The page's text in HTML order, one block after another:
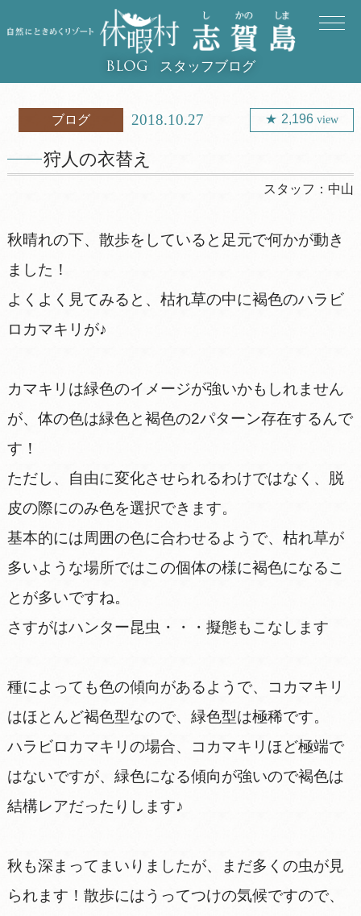
BLOG スタッフブログ
ブログ 2018.10.27 2,196view
狩人の衣替え
スタッフ：中山
秋晴れの下、散歩をしていると足元で何かが動き
ました！
よくよく見てみると、枯れ草の中に褐色のハラビ
ロカマキリが♪
カマキリは緑色のイメージが強いかもしれません
が、体の色は緑色と褐色の2パターン存在するんで
す！
ただし、自由に変化させられるわけではなく、脱
皮の際にのみ色を選択できます。
基本的には周囲の色に合わせるようで、枯れ草が
多いような場所ではこの個体の様に褐色になるこ
とが多いですね。
さすがはハンター昆虫・・・擬態もこなします
種によっても色の傾向があるようで、コカマキリ
はほとんど褐色型なので、緑色型は極稀です。
ハラビロカマキリの場合、コカマキリほど極端で
はないですが、緑色になる傾向が強いので褐色は
結構レアだったりします♪
秋も深まってまいりましたが、まだ多くの虫が見
られます！散歩にはうってつけの気候ですので、